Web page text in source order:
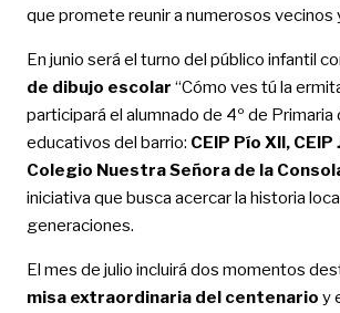
que promete reunir a numerosos vecinos
En junio será el turno del público infantil
de dibujo escolar “Cómo ves tú la
participará el alumnado de 4º de
educativos del barrio: CEIP Pío XII, CEIP
Colegio Nuestra Señora de la
iniciativa que busca acercar la historia
generaciones.
El mes de julio incluirá dos momentos
misa extraordinaria del centenario y